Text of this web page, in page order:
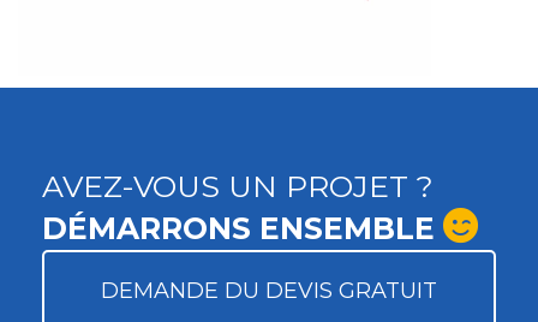
AVEZ-VOUS UN PROJET ?
DÉMARRONS ENSEMBLE
DEMANDE DU DEVIS GRATUIT